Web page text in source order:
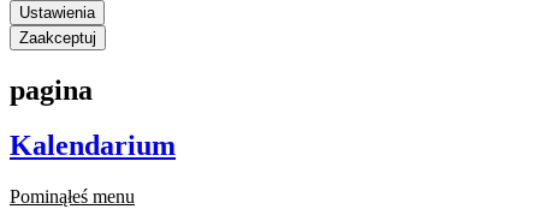
Ustawienia
Zaakceptuj
pagina
Kalendarium
Pominąłeś menu